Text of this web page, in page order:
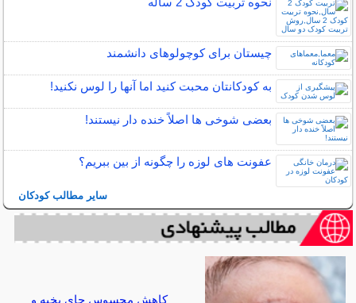
چیستان برای کوچولوهای دانشمند
به کودکانتان محبت کنید اما آنها را لوس نکنید!
بعضی شوخی ها اصلاً خنده دار نیستند!
عفونت های لوزه را چگونه از بین ببریم؟
سایر مطالب کودکان
کاهش محسوس جای بخیه و